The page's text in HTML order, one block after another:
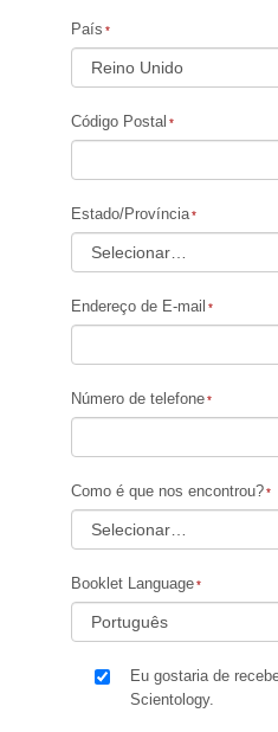
País
Código Postal
Estado/Província
Endereço de E-mail
Número de telefone
Como é que nos encontrou?
Booklet Language
Eu gostaria de
Scientology.